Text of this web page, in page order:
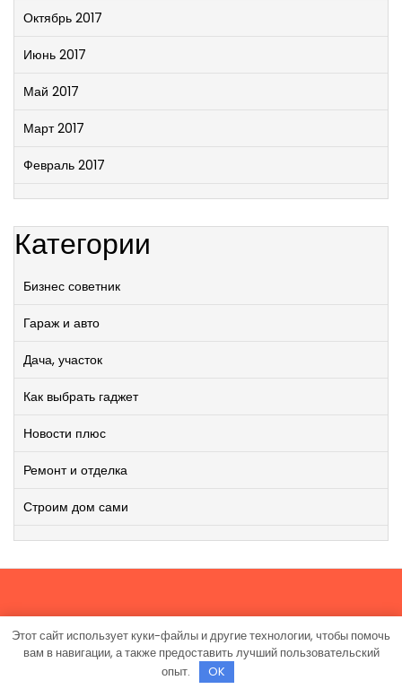
Октябрь 2017
Июнь 2017
Май 2017
Март 2017
Февраль 2017
Категории
Бизнес советник
Гараж и авто
Дача, участок
Как выбрать гаджет
Новости плюс
Ремонт и отделка
Строим дом сами
Работает на WordPress|Viral News WordPress Theme
TheMagnifico.
Этот сайт использует куки-файлы и другие технологии, чтобы помочь
вам в навигации, а также предоставить лучший пользовательский
опыт.
OK